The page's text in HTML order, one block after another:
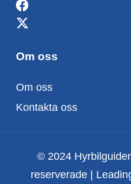
Om oss
Om oss
Kontakta oss
© 2024
reserverade |